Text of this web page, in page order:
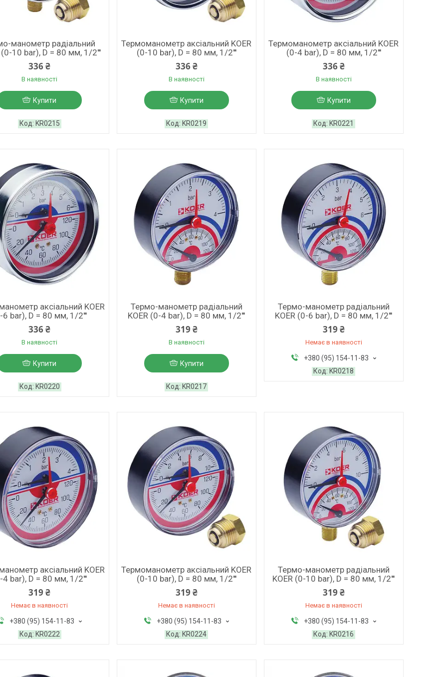
манометр радіальний
(0-10 bar), D = 80 мм, 1/2'''
336 ₴
В наявності
Купити
KR0215
Термоманометр аксіальний KOER
(0-10 bar), D = 80 мм, 1/2'''
336 ₴
В наявності
Купити
KR0219
Термоманометр аксіальний KOER
(0-4 bar), D = 80 мм, 1/2'''
336 ₴
В наявності
Купити
KR0221
аксіальний KOER
6 bar), D = 80 мм, 1/2'''
336 ₴
В наявності
Купити
KR0220
Термо-манометр радіальний
KOER (0-4 bar), D = 80 мм, 1/2'''
319 ₴
В наявності
Купити
KR0217
Термо-манометр радіальний
KOER (0-6 bar), D = 80 мм, 1/2'''
319 ₴
Немає в наявності
+380 (95) 154-11-83
KR0218
аксіальний KOER
4 bar), D = 80 мм, 1/2'''
319 ₴
Немає в наявності
+380 (95) 154-11-83
KR0222
Термоманометр аксіальний KOER
(0-10 bar), D = 80 мм, 1/2'''
319 ₴
Немає в наявності
+380 (95) 154-11-83
KR0224
Термо-манометр радіальний
KOER (0-10 bar), D = 80 мм, 1/2'''
319 ₴
Немає в наявності
+380 (95) 154-11-83
KR0216